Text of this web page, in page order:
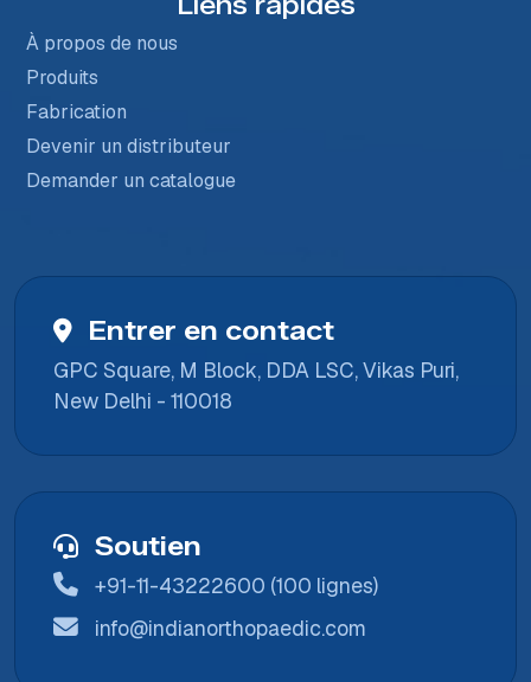
À propos de nous
Produits
Fabrication
Devenir un distributeur
Demander un catalogue
Entrer en contact
GPC Square, M Block, DDA LSC, Vikas Puri,
New Delhi - 110018
Soutien
+91-11-43222600 (100 lignes)
info@indianorthopaedic.com